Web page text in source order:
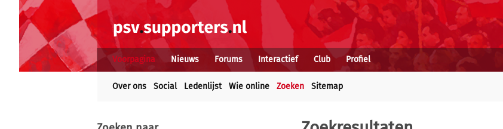
Voorpagina Nieuws Forums Interactief Club Profiel
Over ons Social Ledenlijst Wie online Zoeken Sitemap